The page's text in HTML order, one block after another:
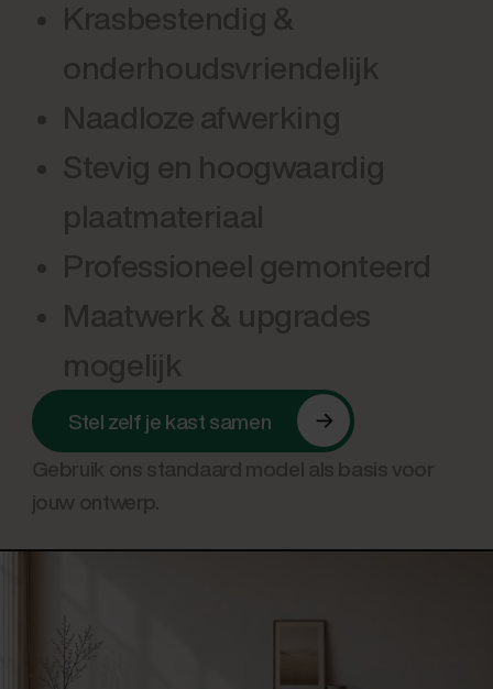
Krasbestendig &
onderhoudsvriendelijk
Naadloze afwerking
Stevig en hoogwaardig
plaatmateriaal
Professioneel gemonteerd
Maatwerk & upgrades
mogelijk
Stel zelf je kast samen
Gebruik ons standaard model als basis voor
jouw ontwerp.